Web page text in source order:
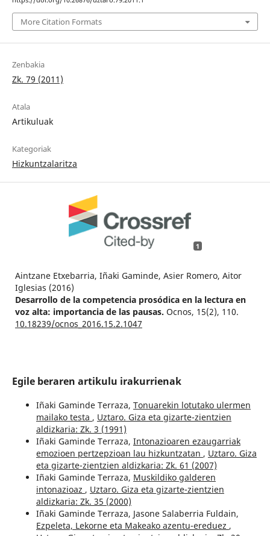
More Citation Formats
Zenbakia
Zk. 79 (2011)
Atala
Artikuluak
Kategoriak
Hizkuntzalaritza
1
Aintzane Etxebarria, Iñaki Gaminde, Asier Romero, Aitor
Iglesias (2016)
Desarrollo de la competencia prosódica en la lectura en
voz alta: importancia de las pausas. Ocnos, 15(2), 110.
10.18239/ocnos_2016.15.2.1047
Egile beraren artikulu irakurrienak
Iñaki Gaminde Terraza, Tonuarekin lotutako ulermen
mailako testa , Uztaro. Giza eta gizarte-zientzien
aldizkaria: Zk. 3 (1991)
Iñaki Gaminde Terraza, Intonazioaren ezaugarriak
emozioen pertzepzioan lau hizkuntzatan , Uztaro. Giza
eta gizarte-zientzien aldizkaria: Zk. 61 (2007)
Iñaki Gaminde Terraza, Muskildiko galderen
intonazioaz , Uztaro. Giza eta gizarte-zientzien
aldizkaria: Zk. 35 (2000)
Iñaki Gaminde Terraza, Jasone Salaberria Fuldain,
Ezpeleta, Lekorne eta Makeako azentu-ereduez ,